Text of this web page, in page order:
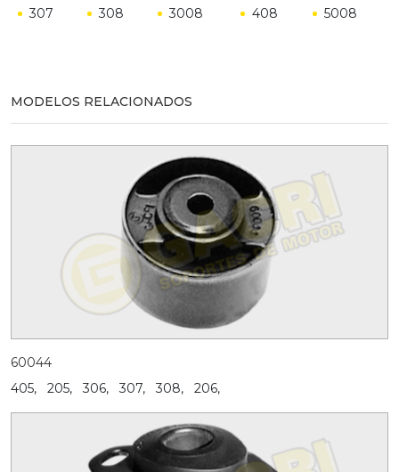
307 308 3008 408 5008
MODELOS RELACIONADOS
60044
405,
205, 306, 307, 308, 206,